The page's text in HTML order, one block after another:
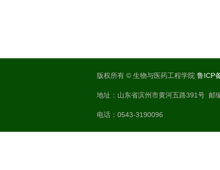
版权所有 © 生物与医药工程学院 鲁ICP
地址：山东省滨州市黄河五路391号 邮
电话：0543-3190096